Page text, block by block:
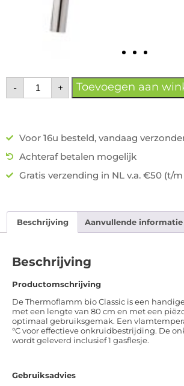
- + Toevoegen aan
Voor 16u besteld, vandaag
Achteraf betalen mogelijk
Gratis verzending in NL v.a. €50 (t/
Beschrijving Aanvullende informatie
Beschrijving
Productomschrijving
De Thermoflamm bio Classic is een
met een lengte van 80 cm en met een
optimaal gebruiksgemak. Een
°C voor effectieve onkruidbestrijding. De
wordt geleverd inclusief 1 gasflesje.
Gebruiksadvies